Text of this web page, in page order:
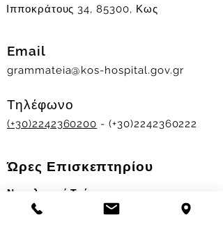
Ιπποκράτους 34, 85300, Κως
Email
grammateia@kos-hospital.gov.gr
Τηλέφωνο
(+30)2242360200 - (+30)2242360222
Ώρες Επισκεπτηρίου
Νοσηλευτικά Τμήματα
Χειμερινό ωράριο: 11.00-13.00
17.30-19.30